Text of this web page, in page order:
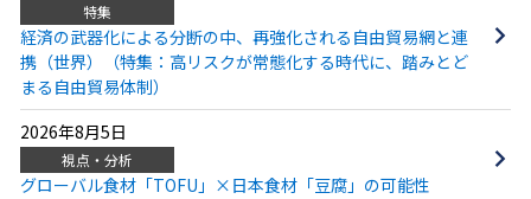
特集
経済の武器化による分断の中、再強化される自由貿易網と連
携（世界）（特集：高リスクが常態化する時代に、踏みとど
まる自由貿易体制）
2026年8月5日
視点・分析
グローバル食材「TOFU」×日本食材「豆腐」の可能性